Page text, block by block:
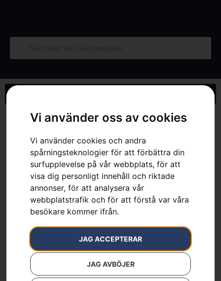
Vi använder oss av cookies
Vi använder cookies och andra
spårningsteknologier för att förbättra din
surfupplevelse på vår webbplats, för att
visa dig personligt innehåll och riktade
annonser, för att analysera vår
webbplatstrafik och för att förstå var våra
besökare kommer ifrån.
JAG ACCEPTERAR
JAG AVBÖJER
»Webbutik»Husqvarna P 535HX
967985503
Kategorier:
P 535HX – exkl. klippaggregat